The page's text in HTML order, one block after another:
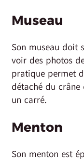
Museau
Son museau doit
voir des photos
pratique permet
détaché du crâne
un carré.
Menton
Son menton est